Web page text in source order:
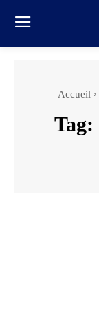
Accueil
Tag: